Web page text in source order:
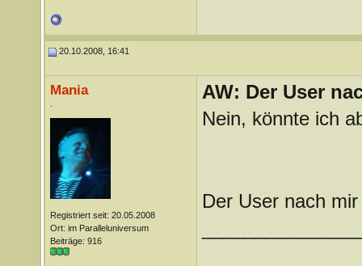
20.10.2008, 16:41
Mania
Registriert seit: 20.05.2008
Ort: im Paralleluniversum
Beiträge: 916
AW: Der User
Nein, könnte ich
Der User nach